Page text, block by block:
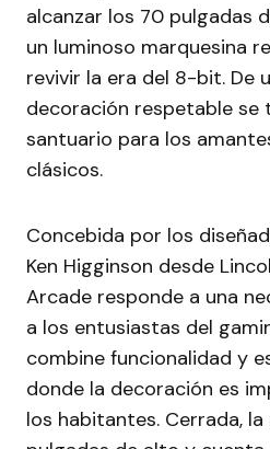
alcanzar los 70 pulgadas
un luminoso marquesina
revivir la era del 8-bit. De
decoración respetable se
santuario para los
clásicos.
Concebida por los
Ken Higginson desde
Arcade responde a una
a los entusiastas del
combine funcionalidad y
donde la decoración es
los habitantes. Cerrada,